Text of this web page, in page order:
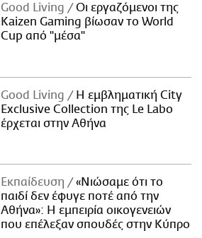
Good Living
Οι εργαζόμενοι της
Kaizen Gaming βίωσαν το World
Cup από "μέσα"
Good Living
Η εμβληματική City
Exclusive Collection της Le Labo
έρχεται στην Αθήνα
Εκπαίδευση
«Νιώσαμε ότι το
παιδί δεν έφυγε ποτέ από την
Αθήνα»: Η εμπειρία οικογενειών
που επέλεξαν σπουδές στην Κύπρο